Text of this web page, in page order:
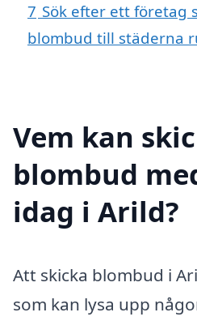
7 Sök efter ett företag
blombud till städerna
Vem kan
blombud
idag i Arild?
Att skicka blombud i
som kan lysa upp